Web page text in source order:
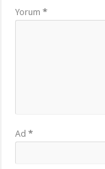
Yorum*
Ad*